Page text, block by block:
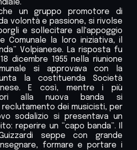
un gruppo promotore di
volontà e passione, si rivolse
e sollecitare all 'appoggio
Comunale la loro iniziativa, il
Volpianese. La risposta fu
dicembre 1955 nella riunione
si approvava con la
la costituenda Società
E così, mentre i più
alla nuova banda si
reclutamento dei musicisti, per
sodalizio si presentava un
reperire un “capo banda”. Il
seppe con grande
formare e portare i